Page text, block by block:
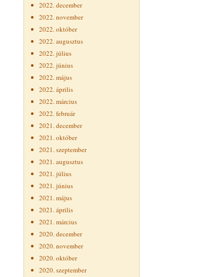
2022. december
2022. november
2022. október
2022. augusztus
2022. július
2022. június
2022. május
2022. április
2022. március
2022. február
2021. december
2021. október
2021. szeptember
2021. augusztus
2021. július
2021. június
2021. május
2021. április
2021. március
2020. december
2020. november
2020. október
2020. szeptember